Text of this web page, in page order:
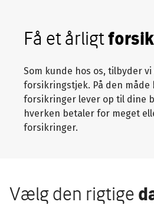
Få et årligt
Som kunde hos os, tilbyder
forsikringstjek. På den måde
forsikringer lever op til dine
hverken betaler for meget
forsikringer.
Vælg den rigtige